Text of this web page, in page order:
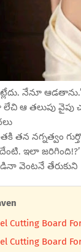
నేనూ
లేచి ఆ తలుపు
తన నగ్నత్వం
ఇలా
వెంటనే తేరుకుని
Cutting Board
Cutting Board